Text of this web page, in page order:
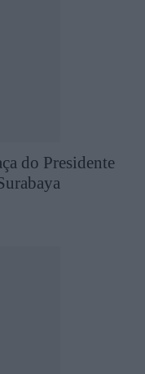
do Presidente